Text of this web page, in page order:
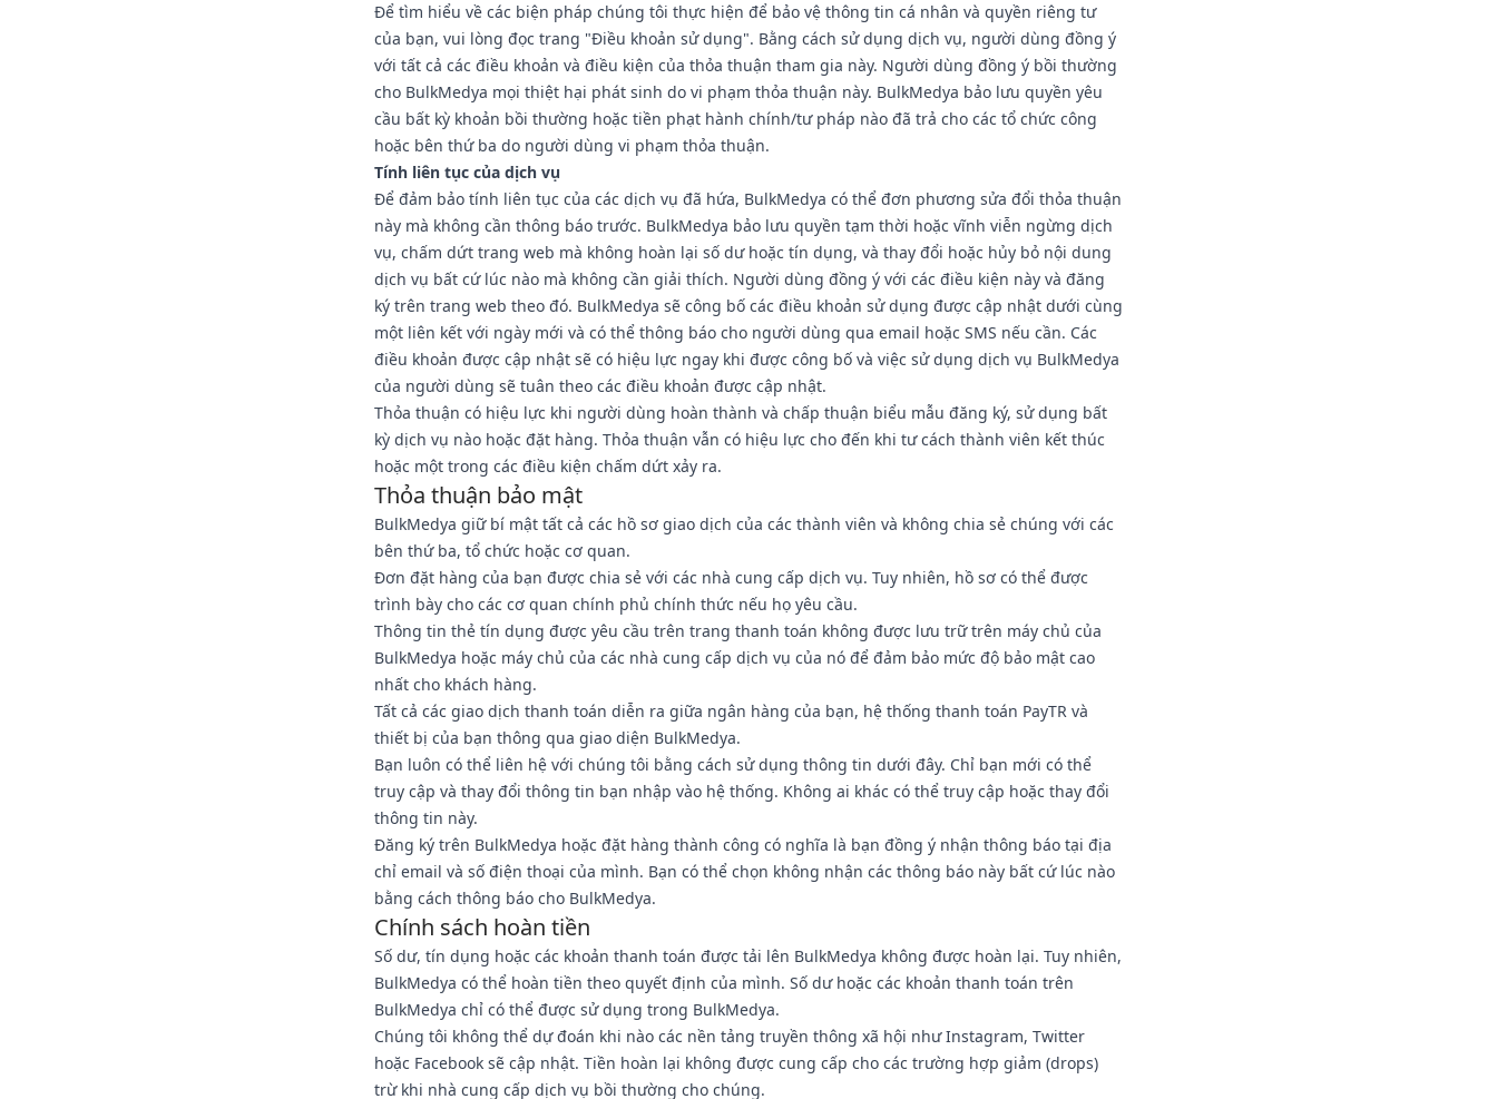
Để tìm hiểu về các biện pháp chúng tôi thực hiện để bảo vệ thông tin cá nhân và quyền riêng tư
của bạn, vui lòng đọc trang "Điều khoản sử dụng". Bằng cách sử dụng dịch vụ, người dùng đồng ý
với tất cả các điều khoản và điều kiện của thỏa thuận tham gia này. Người dùng đồng ý bồi thường
cho BulkMedya mọi thiệt hại phát sinh do vi phạm thỏa thuận này. BulkMedya bảo lưu quyền yêu
cầu bất kỳ khoản bồi thường hoặc tiền phạt hành chính/tư pháp nào đã trả cho các tổ chức công
hoặc bên thứ ba do người dùng vi phạm thỏa thuận.
Tính liên tục của dịch vụ
Để đảm bảo tính liên tục của các dịch vụ đã hứa, BulkMedya có thể đơn phương sửa đổi thỏa thuận
này mà không cần thông báo trước. BulkMedya bảo lưu quyền tạm thời hoặc vĩnh viễn ngừng dịch
vụ, chấm dứt trang web mà không hoàn lại số dư hoặc tín dụng, và thay đổi hoặc hủy bỏ nội dung
dịch vụ bất cứ lúc nào mà không cần giải thích. Người dùng đồng ý với các điều kiện này và đăng
ký trên trang web theo đó. BulkMedya sẽ công bố các điều khoản sử dụng được cập nhật dưới cùng
một liên kết với ngày mới và có thể thông báo cho người dùng qua email hoặc SMS nếu cần. Các
điều khoản được cập nhật sẽ có hiệu lực ngay khi được công bố và việc sử dụng dịch vụ BulkMedya
của người dùng sẽ tuân theo các điều khoản được cập nhật.
Thỏa thuận có hiệu lực khi người dùng hoàn thành và chấp thuận biểu mẫu đăng ký, sử dụng bất
kỳ dịch vụ nào hoặc đặt hàng. Thỏa thuận vẫn có hiệu lực cho đến khi tư cách thành viên kết thúc
hoặc một trong các điều kiện chấm dứt xảy ra.
Thỏa thuận bảo mật
BulkMedya giữ bí mật tất cả các hồ sơ giao dịch của các thành viên và không chia sẻ chúng với các
bên thứ ba, tổ chức hoặc cơ quan.
Đơn đặt hàng của bạn được chia sẻ với các nhà cung cấp dịch vụ. Tuy nhiên, hồ sơ có thể được
trình bày cho các cơ quan chính phủ chính thức nếu họ yêu cầu.
Thông tin thẻ tín dụng được yêu cầu trên trang thanh toán không được lưu trữ trên máy chủ của
BulkMedya hoặc máy chủ của các nhà cung cấp dịch vụ của nó để đảm bảo mức độ bảo mật cao
nhất cho khách hàng.
Tất cả các giao dịch thanh toán diễn ra giữa ngân hàng của bạn, hệ thống thanh toán PayTR và
thiết bị của bạn thông qua giao diện BulkMedya.
Bạn luôn có thể liên hệ với chúng tôi bằng cách sử dụng thông tin dưới đây. Chỉ bạn mới có thể
truy cập và thay đổi thông tin bạn nhập vào hệ thống. Không ai khác có thể truy cập hoặc thay đổi
thông tin này.
Đăng ký trên BulkMedya hoặc đặt hàng thành công có nghĩa là bạn đồng ý nhận thông báo tại địa
chỉ email và số điện thoại của mình. Bạn có thể chọn không nhận các thông báo này bất cứ lúc nào
bằng cách thông báo cho BulkMedya.
Chính sách hoàn tiền
Số dư, tín dụng hoặc các khoản thanh toán được tải lên BulkMedya không được hoàn lại. Tuy nhiên,
BulkMedya có thể hoàn tiền theo quyết định của mình. Số dư hoặc các khoản thanh toán trên
BulkMedya chỉ có thể được sử dụng trong BulkMedya.
Chúng tôi không thể dự đoán khi nào các nền tảng truyền thông xã hội như Instagram, Twitter
hoặc Facebook sẽ cập nhật. Tiền hoàn lại không được cung cấp cho các trường hợp giảm (drops)
trừ khi nhà cung cấp dịch vụ bồi thường cho chúng.